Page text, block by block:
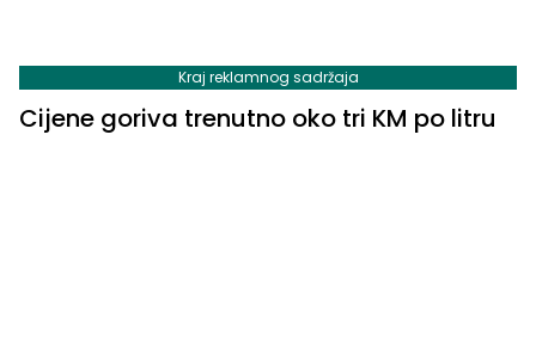
Kraj reklamnog sadržaja
Cijene goriva trenutno oko tri KM po litru